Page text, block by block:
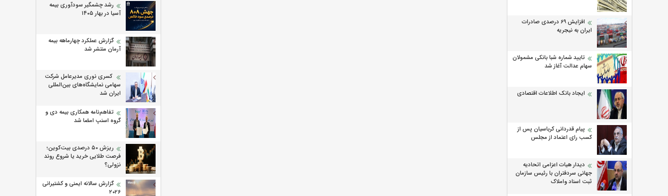
افزایش 69 درصدی صادرات
ایران به نیجریه
تایید شماره شبا بانکی مشمولان
سهام عدالت آغاز شد
ایجاد بانک اطلاعات اقتصادی
پیام قدردانی کرباسیان پس از
کسب رای اعتماد از مجلس
دیدار هیات اعزامی اتحادیه
جهانی سردفتران با رئیس سازمان
ثبت اسناد واملاک
رشد چشمگیر سودآوری بیمه
آسیا در بهار ۱۴۰۵
گزارش عملکرد چهارماهه بیمه
آرمان منتشر شد
کسری نوری مدیرعامل شرکت
سهامی نمایشگاه‌های بین‌المللی
ایران شد
تفاهم‌نامه همکاری بیمه دی و
گروه اسنپ امضا شد
ریزش ۵۰ درصدی بیت‌کوین؛
فرصت طلایی خرید یا شروع روند
نزولی؟
گزارش سالانه ایمنی و كشتیرانی
۲۰۲۶